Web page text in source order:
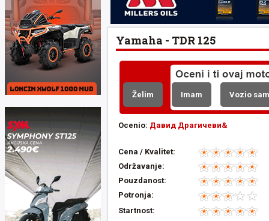
Yamaha - TDR 125
Želim Imam Vozio sam
Ocenio: Давид Драгичеви&
Cena / Kvalitet:
Održavanje:
Pouzdanost:
Potronja:
Startnost: